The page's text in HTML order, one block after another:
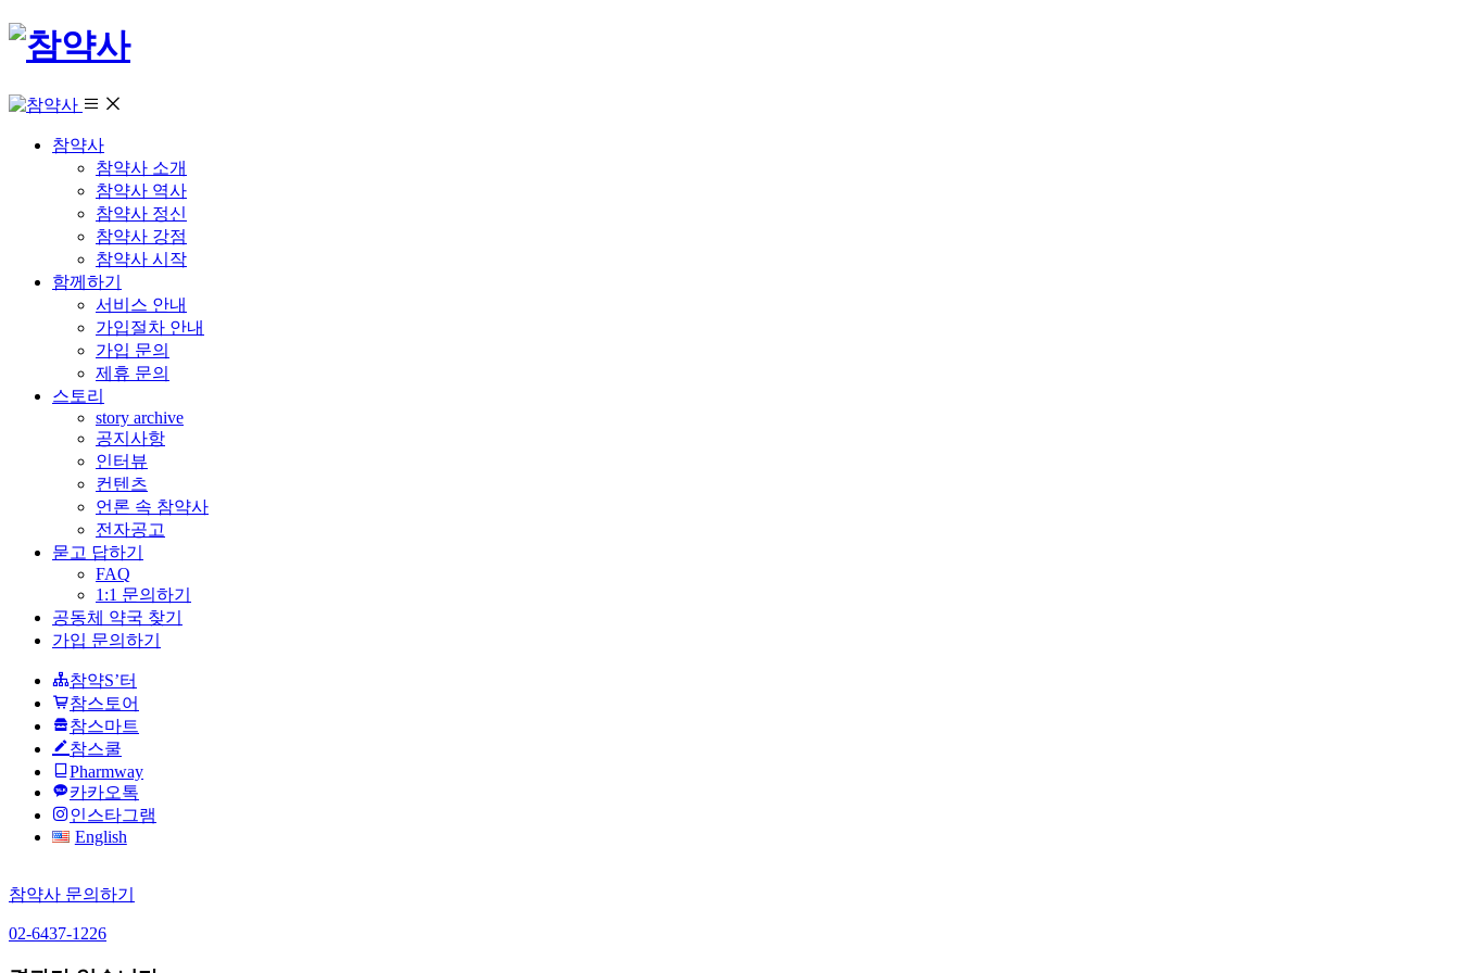
참약사
참약사 소개
참약사 역사
참약사 정신
참약사 강점
참약사 시작
함께하기
서비스 안내
가입절차 안내
가입 문의
제휴 문의
스토리
story archive
공지사항
인터뷰
컨텐츠
언론 속 참약사
전자공고
묻고 답하기
FAQ
1:1 문의하기
공동체 약국 찾기
가입 문의하기
참약S’터
참스토어
참스마트
참스쿨
Pharmway
카카오톡
인스타그램
English
참약사 문의하기
02-6437-1226